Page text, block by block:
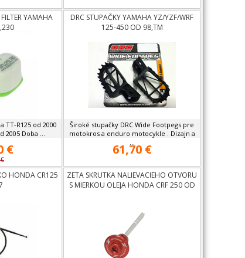
YAMAHA
TT-R125 od 2000
2005 Doba ...
€
DRC STUPAČKY YAMAHA YZ/YZF/WRF
125-450 OD 98,TM
Široké stupačky DRC Wide Footpegs pre
motokros a enduro motocykle . Dizajn a
...
61,70 €
HONDA CR125
ZETA SKRUTKA NALIEVACIEHO OTVORU
S MIERKOU OLEJA HONDA CRF 250 OD